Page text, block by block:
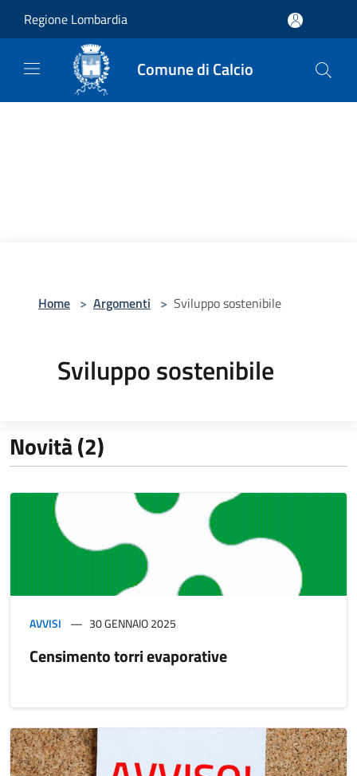
Regione Lombardia
Comune di Calcio
Home > Argomenti > Sviluppo sostenibile
Sviluppo sostenibile
Novità (2)
AVVISI 30 GENNAIO 2025
Censimento torri evaporative